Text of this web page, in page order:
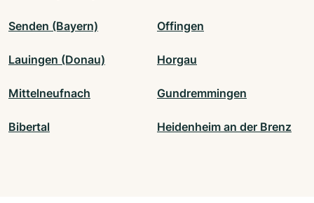
Senden (Bayern) Offingen
Lauingen (Donau) Horgau
Mittelneufnach Gundremmingen
Bibertal Heidenheim an der Brenz